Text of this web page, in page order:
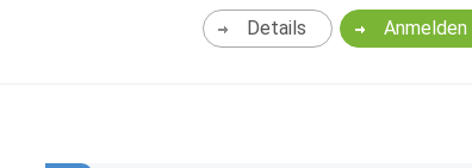
Anmelden
Details